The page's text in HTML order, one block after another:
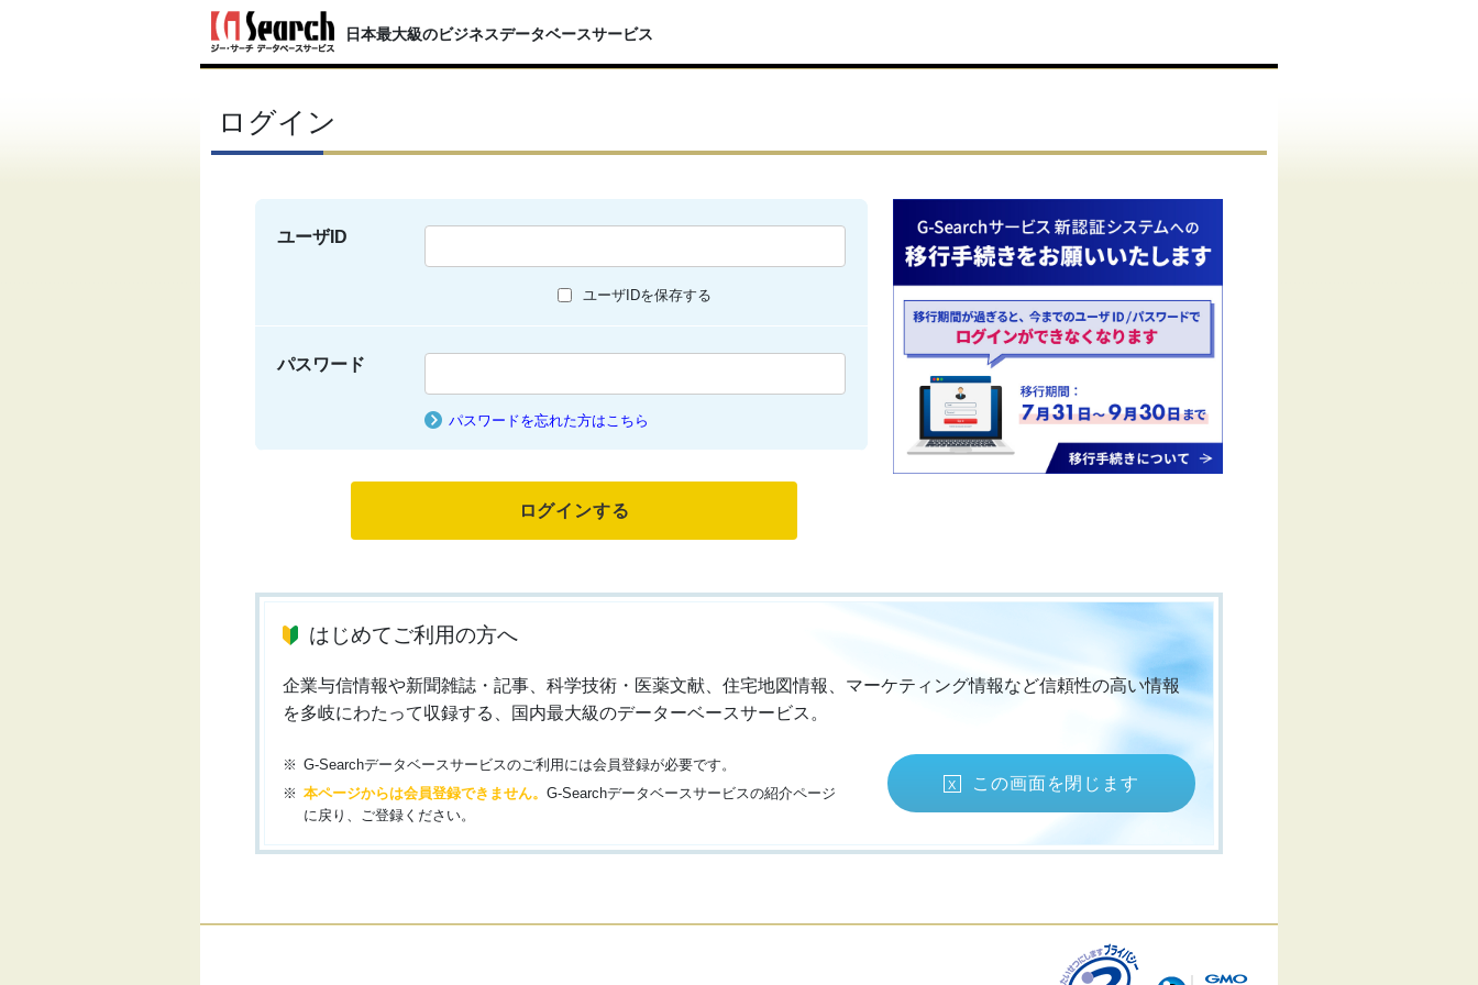
日本最大級のビジネスデータベースサービス
ログイン
ユーザID
ユーザIDを保存する
パスワード
パスワードを忘れた方はこちら
はじめてご利用の方へ
企業与信情報や新聞雑誌・記事、科学技術・医薬文献、住宅地図情報、マーケティング情報など信頼性の高い情報
を多岐にわたって収録する、国内最大級のデーターベースサービス。
G-Searchデータベースサービスのご利用には会員登録が必要です。
本ページからは会員登録できません。G-Searchデータベースサービスの紹介ページ
に戻り、ご登録ください。
この画面を閉じます